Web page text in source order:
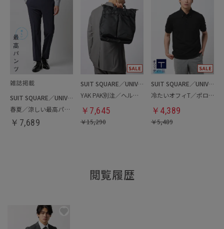
SUIT SQUARE／UNIVERSAL LANGUAGE
春夏／涼しい最高パンツ
￥ 7,689
SUIT SQUARE／UNIVERSAL LANGUAGE
YAK PAK別注／ヘルメットバッグ
￥ 7,645
￥15,290
SUIT SQUARE／UNIVERSAL LANGUAGE
冷たいオフィT／ポロシャツ
￥ 4,389
￥5,489
閲覧履歴